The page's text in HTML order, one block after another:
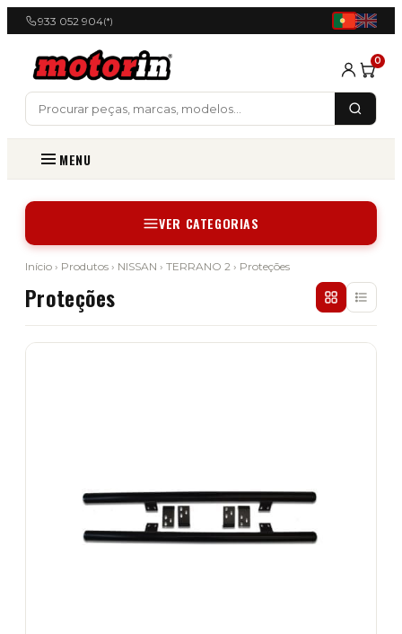
933 052 904(*)
0
MENU
VER CATEGORIAS
Início › Produtos › NISSAN › TERRANO 2 › Proteções
Proteções